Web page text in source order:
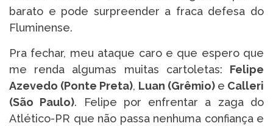
barato e pode surpreender a fraca defesa do
Fluminense.
Pra fechar, meu ataque caro e que espero que
me renda algumas muitas cartoletas: Felipe
Azevedo (Ponte Preta), Luan (Grêmio) e Calleri
(São Paulo). Felipe por enfrentar a zaga do
Atlético-PR que não passa nenhuma confiança e